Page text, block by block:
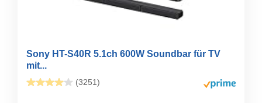
Sony HT-S40R 5.1ch 600W Soundbar für TV
mit...
(3251)